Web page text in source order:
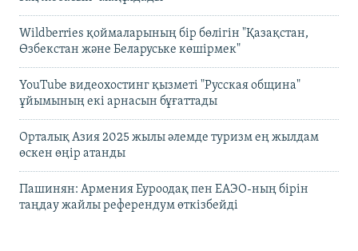
Wildberries қоймаларының бір бөлігін "Қазақстан,
Өзбекстан және Беларуське көшірмек"
YouTube видеохостинг қызметі "Русская община"
ұйымының екі арнасын бұғаттады
Орталық Азия 2025 жылы әлемде туризм ең жылдам
өскен өңір атанды
Пашинян: Армения Еуроодақ пен ЕАЭО-ның бірін
таңдау жайлы референдум өткізбейді